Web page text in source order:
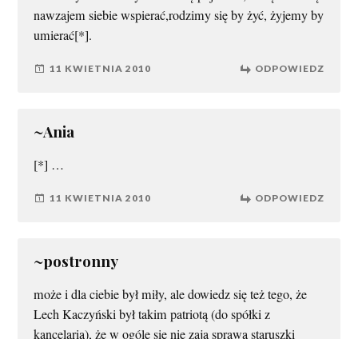
nawzajem siebie wspierać,rodzimy się by żyć, żyjemy by
umierać[*].
11 KWIETNIA 2010 ODPOWIEDZ
~Ania
[*] …
11 KWIETNIA 2010 ODPOWIEDZ
~postronny
może i dla ciebie był miły, ale dowiedz się też tego, że
Lech Kaczyński był takim patriotą (do spółki z
kancelarią), że w ogóle się nie zają sprawą staruszki